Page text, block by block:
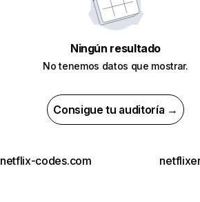
Ningún resultado
No tenemos datos que mostrar.
Consigue tu auditoría →
netflix-codes.com